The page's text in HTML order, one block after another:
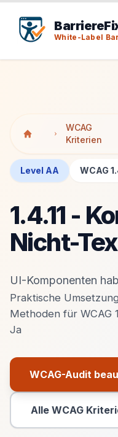
White-Label
WCAG
Kriterien
Level AA WCAG
1.4.11 -
Nicht-
UI-Komponenten
Praktische
Methoden für WCAG
Ja
WCAG-Audit
Alle WCAG